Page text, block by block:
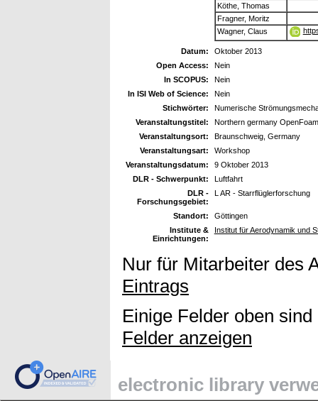
Köthe, Thomas
Fragner, Moritz
Wagner, Claus
Datum:
Oktober 2013
Open Access:
Nein
In SCOPUS:
Nein
In ISI Web of Science:
Nein
Stichwörter:
Numerische
Veranstaltungstitel:
Northern germany
Veranstaltungsort:
Braunschweig, Germany
Veranstaltungsart:
Workshop
Veranstaltungsdatum:
9 Oktober 2013
DLR - Schwerpunkt:
Luftfahrt
DLR -
Forschungsgebiet:
L AR - Starrflüglerforschung
Standort:
Göttingen
Institute &
Einrichtungen:
Institut für Aerodynamik und
Nur für Mitarbeiter des
Eintrags
Einige Felder oben
Felder anzeigen
electronic library